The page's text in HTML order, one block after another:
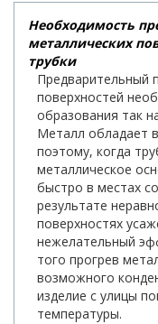
Необходимость
металлических
трубки
Предварительный
поверхностей
образования так
Металл обладает
поэтому, когда
металлическое
быстро в местах
результате
поверхностях
нежелательный
того прогрев
возможного
изделие с улицы
температуры.